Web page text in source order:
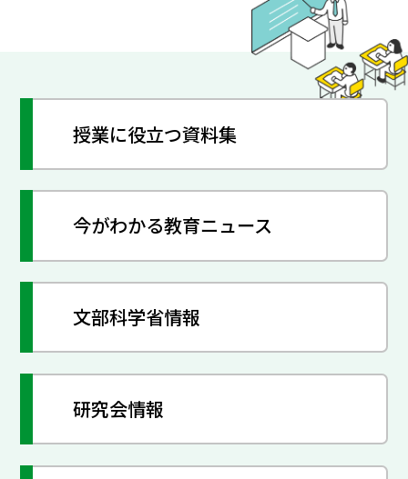
授業に役立つ資料集
今がわかる教育ニュース
文部科学省情報
研究会情報